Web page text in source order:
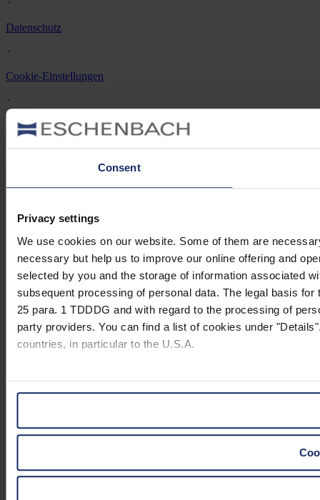
Consent
Privacy settings
We use cookies on our website. Some of them are
necessary but help us to improve our online offering and
selected by you and the storage of information associated
subsequent processing of personal data. The legal basis
25 para. 1 TDDDG and with regard to the processing of
party providers. You can find a list of cookies under
countries, in particular to the U.S.A.
You can consent to the use of non-essential cookies by
website).
᛫
Datenschutz
᛫
Cookie-Einstellungen
᛫
Rechtliche Hinweise